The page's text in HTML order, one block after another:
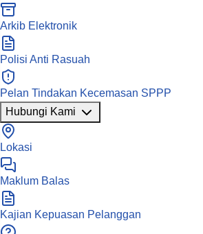
Arkib Elektronik
Polisi Anti Rasuah
Pelan Tindakan Kecemasan SPPP
Hubungi Kami
Lokasi
Maklum Balas
Kajian Kepuasan Pelanggan